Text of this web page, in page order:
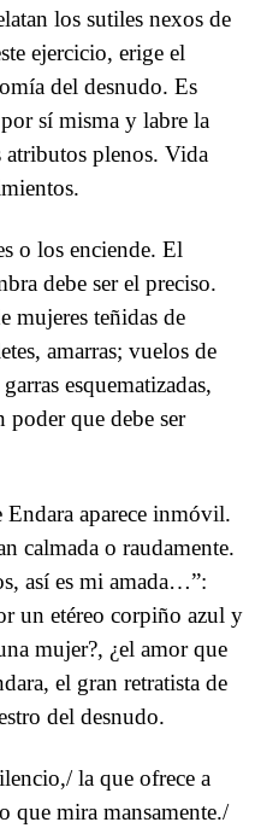
los sutiles nexos de
ejercicio, erige el
del desnudo. Es
sí misma y labre la
atributos plenos. Vida
o los enciende. El
debe ser el preciso.
mujeres teñidas de
amarras; vuelos de
esquematizadas,
que debe ser
Endara aparece inmóvil.
calmada o raudamente.
así es mi amada…”:
un etéreo corpiño azul y
mujer?, ¿el amor que
el gran retratista de
del desnudo.
la que ofrece a
que mira mansamente./